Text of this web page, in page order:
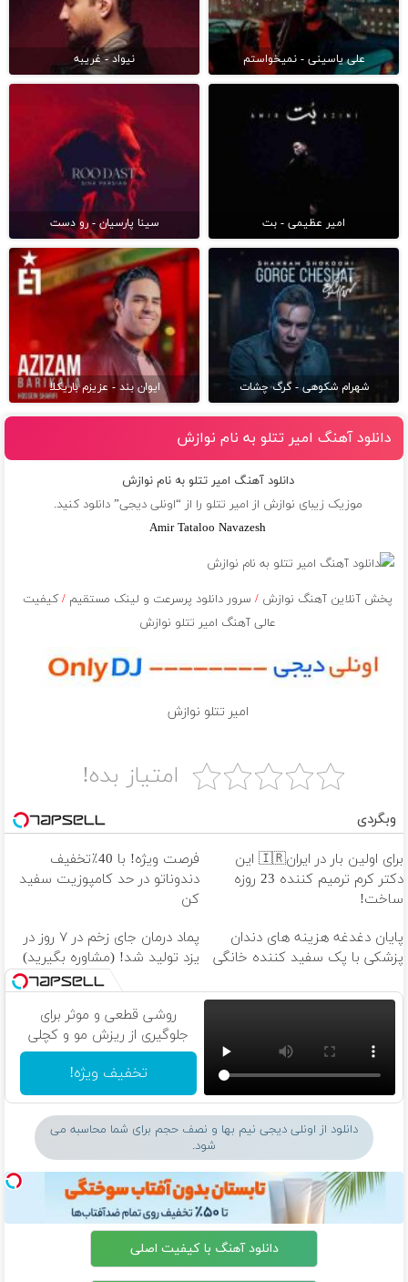
علی یاسینی - نمیخواستم نیواد - غریبه
امیر عظیمی - بت سینا پارسیان - رو دست
شهرام شکوهی - گرگ چشات ایوان بند - عزیزم باریکلا
دانلود آهنگ امیر تتلو به نام نوازش
دانلود آهنگ امیر تتلو به نام نوازش
موزیک زیبای نوازش از امیر تتلو را از “اونلی دیجی” دانلود کنید.
Amir Tataloo Navazesh
پخش آنلاین آهنگ نوازش /سرور دانلود پرسرعت و لینک مستقیم /کیفیت
عالی آهنگ امیر تتلو نوازش
امیر تتلو نوازش
امتیاز بده!
وبگردی
برای اولین بار در ایران🇮🇷 این
دکتر کرم ترمیم کننده 23 روزه
ساخت!
فرصت ویژه! با 40٪تخفیف
دندوناتو در حد کامپوزیت سفید
کن
پایان دغدغه هزینه های دندان
پزشکی با پک سفید کننده خانگی
پماد درمان جای زخم در ۷ روز در
یزد تولید شد! (مشاوره بگیرید)
روشی قطعی و موثر برای
جلوگیری از ریزش مو و کچلی
تخفیف ویژه!
دانلود از اونلی دیجی نیم بها و نصف حجم برای شما محاسبه می
شود.
دانلود آهنگ با کیفیت اصلی